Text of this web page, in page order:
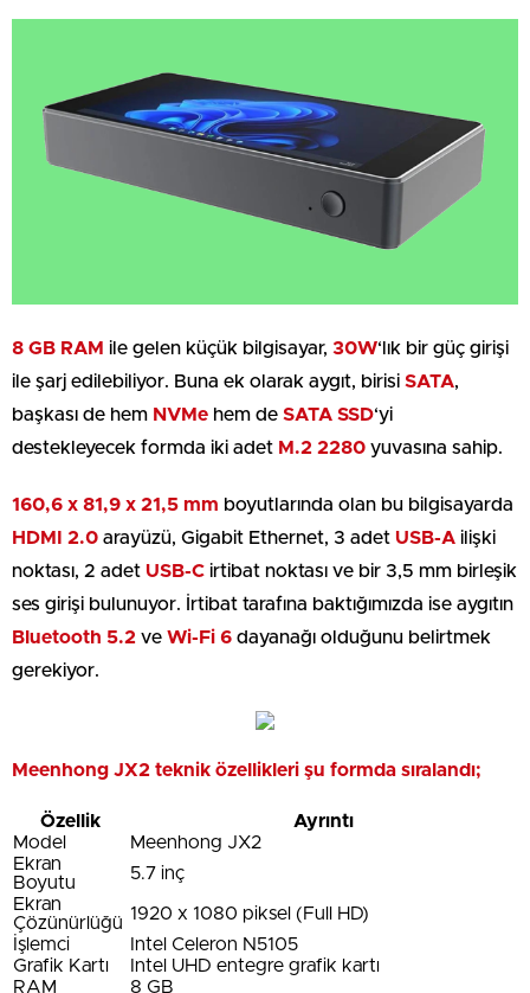
8 GB RAM ile gelen küçük bilgisayar, 30W‘lık bir güç girişi
ile şarj edilebiliyor. Buna ek olarak aygıt, birisi SATA,
başkası de hem NVMe hem de SATA SSD‘yi
destekleyecek formda iki adet M.2 2280 yuvasına sahip.
160,6 x 81,9 x 21,5 mm boyutlarında olan bu bilgisayarda
HDMI 2.0 arayüzü, Gigabit Ethernet, 3 adet USB-A ilişki
noktası, 2 adet USB-C irtibat noktası ve bir 3,5 mm birleşik
ses girişi bulunuyor. İrtibat tarafına baktığımızda ise aygıtın
Bluetooth 5.2 ve Wi-Fi 6 dayanağı olduğunu belirtmek
gerekiyor.
Meenhong JX2 teknik özellikleri şu formda sıralandı;
Özellik
Ayrıntı
Model
Meenhong JX2
Ekran
Boyutu
5.7 inç
Ekran
Çözünürlüğü 1920 x 1080 piksel (Full HD)
İşlemci
Intel Celeron N5105
Grafik Kartı
Intel UHD entegre grafik kartı
RAM
8 GB